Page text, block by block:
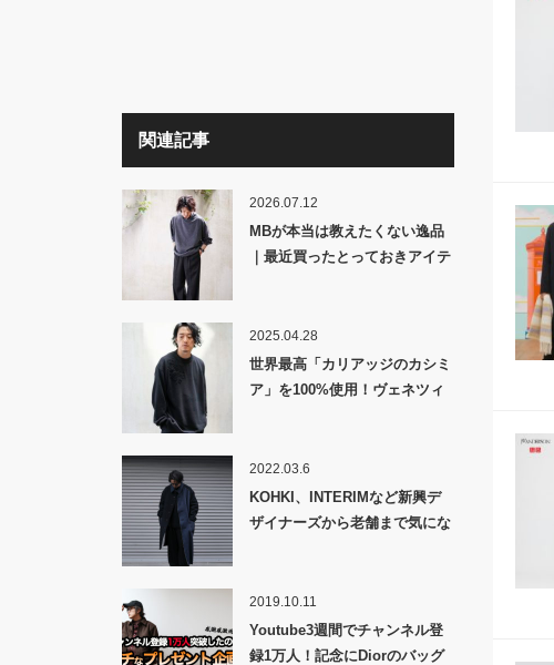
関連記事
2026.07.12
MBが本当は教えたくない逸品
｜最近買ったとっておきアイテ
2025.04.28
世界最高「カリアッジのカシミ
ア」を100%使用！ヴェネツィ
編み上げる「MB “Veneto-
Speciale” ULTIMATE FABRIC
カシミアニット by CARIAGGI
2022.03.6
KOHKI、INTERIMなど新興デ
ザイナーズから老舗まで気にな
2019.10.11
Youtube3週間でチャンネル登
録1万人！記念にDiorのバッグ